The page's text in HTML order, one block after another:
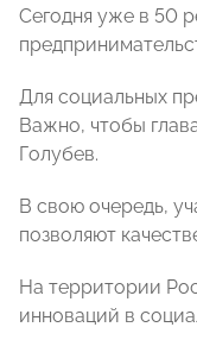
Сегодня уже в 50
Для социальных
Важно, чтобы
Голубев.
В свою очередь,
позволяют
На территории
инноваций в